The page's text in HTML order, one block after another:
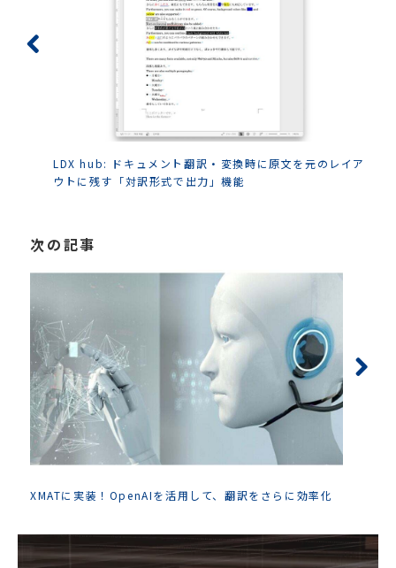
LDX hub: ドキュメント翻訳・変換時に原文を元のレイア
ウトに残す「対訳形式で出力」機能
次の記事
XMATに実装！OpenAIを活用して、翻訳をさらに効率化